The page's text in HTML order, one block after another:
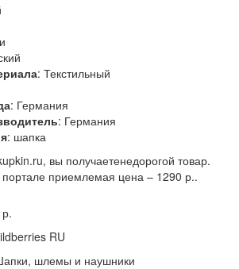
: Текстильный
: Германия
: Германия
: шапка
вы получаетенедорогой товар.
приемлемая цена – 1290 р..
RU
шлемы и наушники